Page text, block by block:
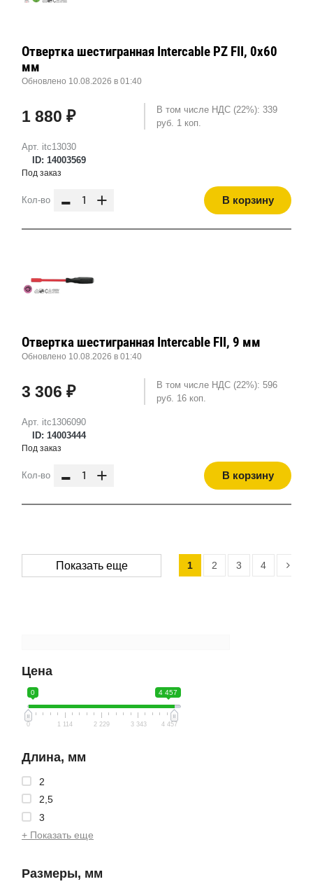
Цена
0 4 457
0 1 114 2 229 3 343 4 457
Длина, мм
2
2,5
3
+ Показать еще
Размеры, мм
Арт. itc13030
ID: 14003569
Отвертка шестигранная Intercable PZ FII, 0x60
мм
Обновлено 10.08.2026 в 01:40
1 880 ₽
В том числе НДС (22%): 339
руб. 1 коп.
Под заказ
Кол-во - + В корзину
Арт. itc1306090
ID: 14003444
Отвертка шестигранная Intercable FII, 9 мм
Обновлено 10.08.2026 в 01:40
3 306 ₽
В том числе НДС (22%): 596
руб. 16 коп.
Под заказ
Кол-во - + В корзину
Показать еще 1 2 3 4